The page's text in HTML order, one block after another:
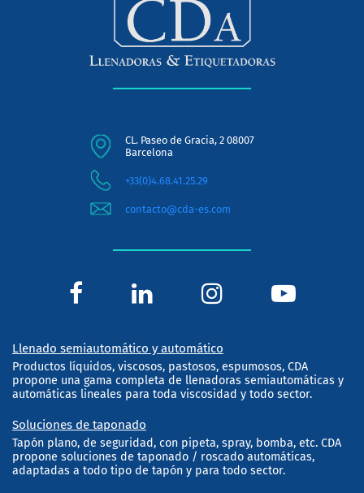
CL. Paseo de Gracia, 2 08007
Barcelona
+33(0)4.68.41.25.29
contacto@cda-es.com
Llenado semiautomático y automático
Productos líquidos, viscosos, pastosos, espumosos, CDA
propone una gama completa de llenadoras semiautomáticas y
automáticas lineales para toda viscosidad y todo sector.
Soluciones de taponado
Tapón plano, de seguridad, con pipeta, spray, bomba, etc. CDA
propone soluciones de taponado / roscado automáticas,
adaptadas a todo tipo de tapón y para todo sector.